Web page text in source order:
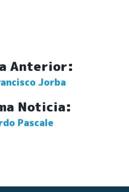
Anterior:
Jorba
Noticia:
Pascale